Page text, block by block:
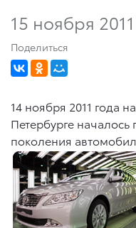
15 ноября 2011
Поделиться
14 ноября 2011 года
Петербурге
поколения